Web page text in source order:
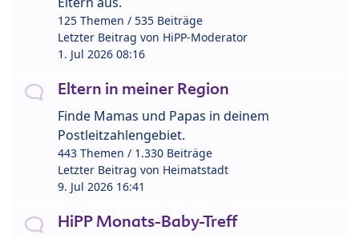
125 Themen / 535 Beiträge
Letzter Beitrag von HiPP-Moderator
1. Jul 2026 08:16
Eltern in meiner Region
Finde Mamas und Papas in deinem
Postleitzahlengebiet.
443 Themen / 1.330 Beiträge
Letzter Beitrag von Heimatstadt
9. Jul 2026 16:41
HiPP Monats-Baby-Treff